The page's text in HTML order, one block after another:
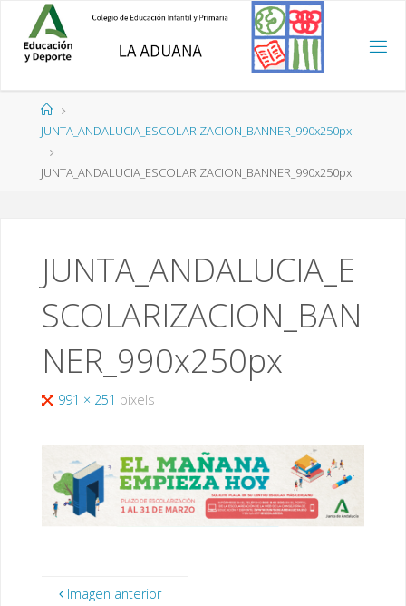
contenido
Página
de
Inicio
JUNTA_ANDALUCIA_ESCOLARIZACION_BANNER_990x250px
JUNTA_ANDALUCIA_ESCOLARIZACION_BANNER_990x250px
JUNTA_ANDALUCIA_E
SCOLARIZACION_BAN
NER_990x250px
Tamaño
991 × 251 pixels
Imagen anterior